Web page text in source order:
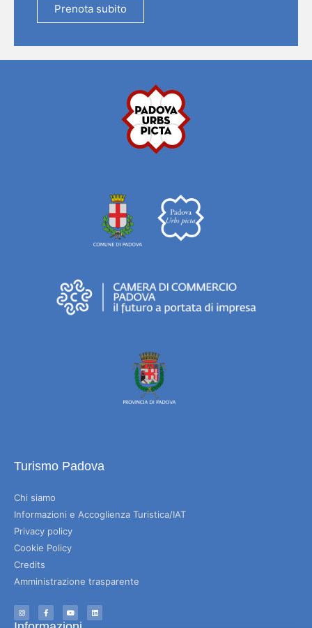
Prenota subito
Turismo Padova
Chi siamo
Informazioni e Accoglienza Turistica/IAT
Privacy policy
Cookie Policy
Credits
Amministrazione trasparente